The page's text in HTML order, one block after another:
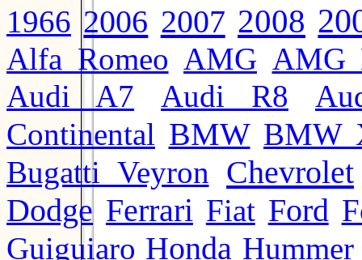
1966 2006 2007 2008
Alfa Romeo AMG AMG
Audi A7
Audi R8
Continental BMW BMW
Bugatti Veyron Chevrolet
Dodge Ferrari Fiat Ford
Guiguiaro Honda Hummer